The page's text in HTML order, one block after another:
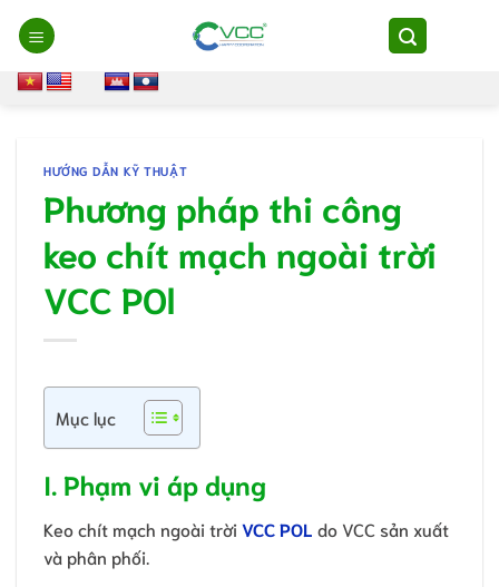
Chuyển
đến
nội
dung
HƯỚNG DẪN KỸ THUẬT
Phương pháp thi công
keo chít mạch ngoài trời
VCC POl
Mục lục
I. Phạm vi áp dụng
Keo chít mạch ngoài trời VCC POL do VCC sản xuất
và phân phối.